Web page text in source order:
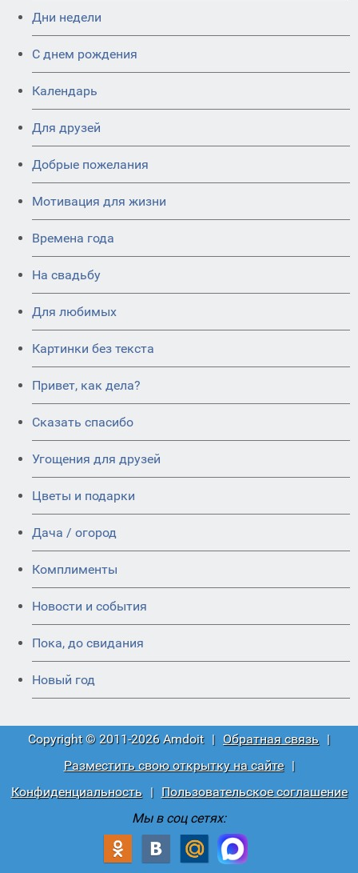
Дни недели
C днем рождения
Календарь
Для друзей
Добрые пожелания
Мотивация для жизни
Времена года
На свадьбу
Для любимых
Картинки без текста
Привет, как дела?
Сказать спасибо
Угощения для друзей
Цветы и подарки
Дача / огород
Комплименты
Новости и события
Пока, до свидания
Новый год
Copyright © 2011-2026 Amdoit | Обратная связь |
Разместить свою открытку на сайте
|
Конфиденциальность
|
Пользовательское соглашение
Мы в соц сетях: